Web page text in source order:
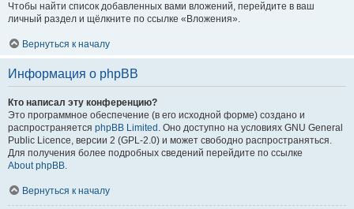
Чтобы найти список добавленных вами вложений, перейдите в ваш
личный раздел и щёлкните по ссылке «Вложения».
Вернуться к началу
Информация о phpBB
Кто написал эту конференцию?
Это программное обеспечение (в его исходной форме) создано и
распространяется phpBB Limited . Оно доступно на условиях GNU General
Public Licence, версии 2 (GPL-2.0) и может свободно распространяться.
Для получения более подробных сведений перейдите по ссылке
About phpBB.
Вернуться к началу